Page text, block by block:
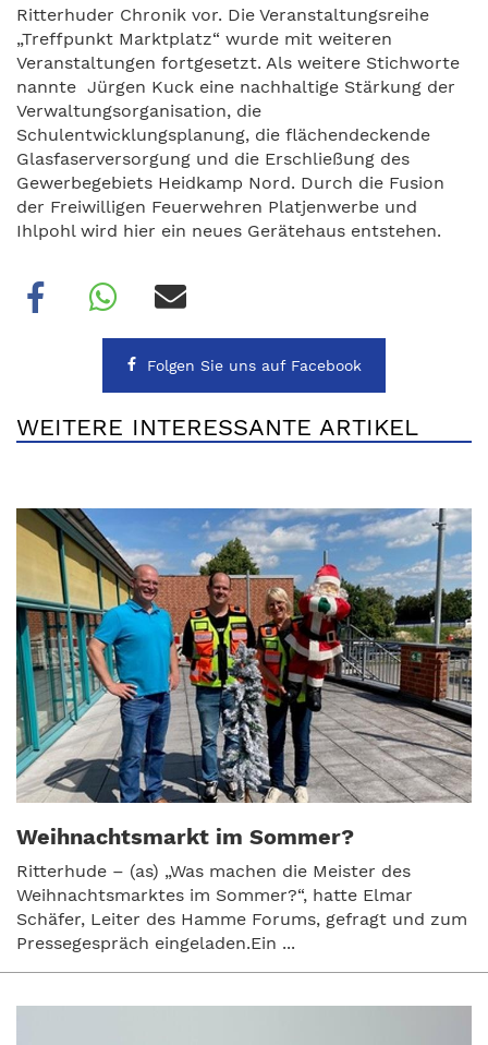
Ritterhuder Chronik vor. Die Veranstaltungsreihe
„Treffpunkt Marktplatz“ wurde mit weiteren
Veranstaltungen fortgesetzt. Als weitere Stichworte
nannte Jürgen Kuck eine nachhaltige Stärkung der
Verwaltungsorganisation, die
Schulentwicklungsplanung, die flächendeckende
Glasfaserversorgung und die Erschließung des
Gewerbegebiets Heidkamp Nord. Durch die Fusion
der Freiwilligen Feuerwehren Platjenwerbe und
Ihlpohl wird hier ein neues Gerätehaus entstehen.
Folgen Sie uns auf Facebook
WEITERE INTERESSANTE ARTIKEL
Weihnachtsmarkt im Sommer?
Ritterhude – (as) „Was machen die Meister des
Weihnachtsmarktes im Sommer?“, hatte Elmar
Schäfer, Leiter des Hamme Forums, gefragt und zum
Pressegespräch eingeladen.Ein ...